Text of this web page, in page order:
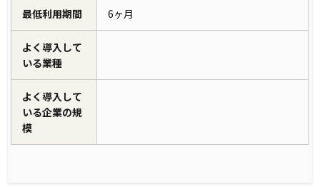
最低利用期間 6ヶ月
よく導入して
いる業種
よく導入して
いる企業の規
模